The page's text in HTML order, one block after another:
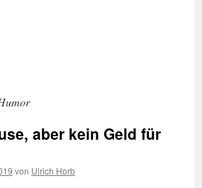
aber kein Geld für
von Ulrich Horb